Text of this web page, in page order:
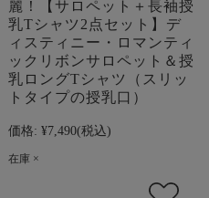
麗！【サロペット＋長袖授
乳Tシャツ2点セット】デ
ィスティニー・ロマンティ
ックリボンサロペット＆授
乳ロングTシャツ（スリッ
トタイプの授乳口）
価格: ¥7,490(税込)
在庫 ×